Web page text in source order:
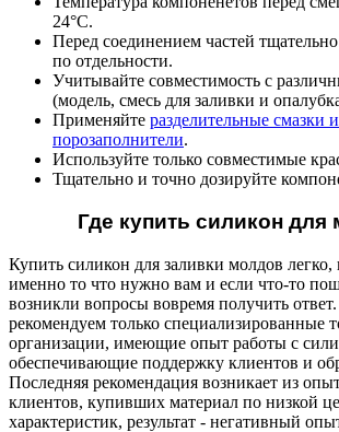
24°C.
Перед соединением частей
по отдельности.
Учитывайте совместимость с
(модель, смесь для заливки и
Применяйте разделительные смазки
порозаполнители.
Используйте только совместимые
Тщательно и точно дозируйте
Где купить силикон для
Купить силикон для заливки молдов
именно то что нужно вам и если что-то
возникли вопросы вовремя получить
рекомендуем только специализированные
организации, имеющие опыт работы с
обеспечивающие поддержку клиентов и
Последняя рекомендация возникает из
клиентов, купивших материал по низкой
характеристик, результат - негативный